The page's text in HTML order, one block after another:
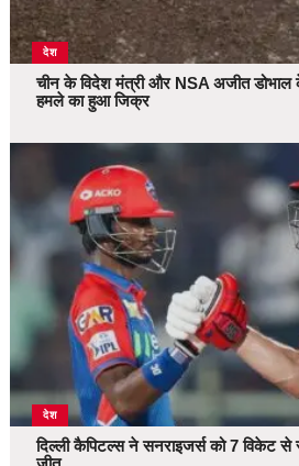
देश
चीन के विदेश मंत्री और NSA अजीत डोभाल
हमले का हुआ जिक्र
देश
दिल्ली कैपिटल्स ने सनराइजर्स को 7 विकेट से